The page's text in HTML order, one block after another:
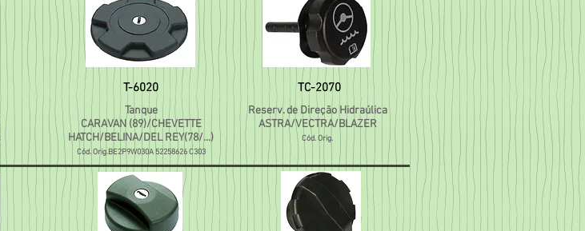
T-6020
Tanque
CARAVAN (89)/CHEVETTE
HATCH/BELINA/DEL REY(78/...)
Cód. Orig.BE2P9W030A 52258626 C303
TC-2070
Reserv. de Direção Hidraúlica
ASTRA/VECTRA/BLAZER
Cód. Orig.